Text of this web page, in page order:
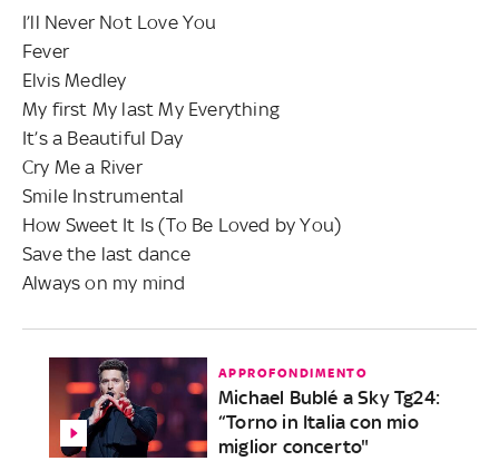
I’ll Never Not Love You
Fever
Elvis Medley
My first My last My Everything
It’s a Beautiful Day
Cry Me a River
Smile Instrumental
How Sweet It Is (To Be Loved by You)
Save the last dance
Always on my mind
APPROFONDIMENTO
Michael Bublé a Sky Tg24:
“Torno in Italia con mio
miglior concerto"